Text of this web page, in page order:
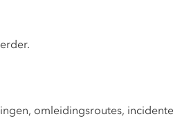
omleidingsroutes,